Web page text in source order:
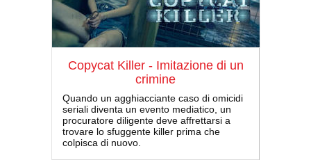
Copycat Killer - Imitazione di un
crimine
Quando un agghiacciante caso di omicidi
seriali diventa un evento mediatico, un
procuratore diligente deve affrettarsi a
trovare lo sfuggente killer prima che
colpisca di nuovo.